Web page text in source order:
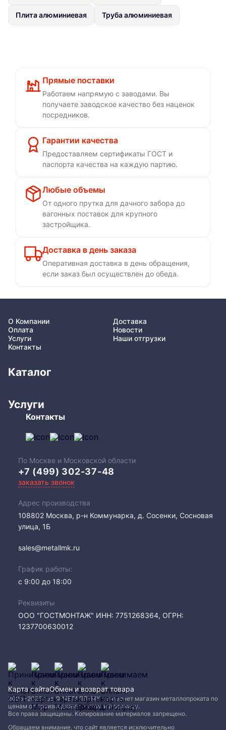
Плита алюминиевая Труба алюминиевая
Прямые поставки
Работаем напрямую с заводами. Вы
получаете заводское качество без наценок
посредников.
Гарантии качества
Предоставляем сертификаты ГОСТ и
паспорта качества на каждую партию.
Любые объемы
От одного прутка для дачного забора до
вагонных поставок для крупного
застройщика.
Доставка в день заказа
Оперативная доставка в день обращения,
если заказ был осуществлен до обеда.
О Компании
Доставка
Оплата
Новости
Услуги
Наши отгрузки
Контакты
Каталог
Услуги
Контакты
По Москве и Московской области
+7 (499) 302-37-48
заказать звонок
Адрес производства
108802​ Москва, р-н Коммунарка, д. Сосенки, Сосновая
улица, 1Б
sales@metallmk.ru
График работы:
с 9:00 до 18:00
Реквизиты
ООО "ГОСТМОНТАЖ" ИНН: 7751268364, ОГРН:
1237700630012
2005−2026 год © МЕТАЛЛ-МК - интернет магазин металлопроката по
ценам от производителя, оптом и в розницу.
Все права защищены. Копирование материалов запрещено.
Обращаем внимание, что сайт является исключительно
Карта сайтаОбмен и возврат товара